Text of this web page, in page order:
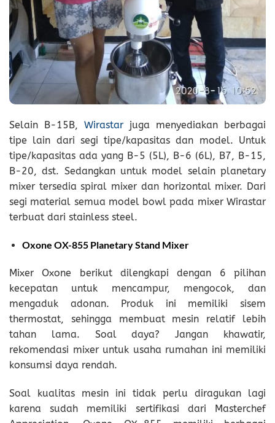
Selain B-15B, Wirastar juga menyediakan berbagai
tipe lain dari segi tipe/kapasitas dan model. Untuk
tipe/kapasitas ada yang B-5 (5L), B-6 (6L), B7, B-15,
B-20, dst. Sedangkan untuk model selain planetary
mixer tersedia spiral mixer dan horizontal mixer. Dari
segi material semua model bowl pada mixer Wirastar
terbuat dari stainless steel.
Oxone OX-855 Planetary Stand Mixer
Mixer Oxone berikut dilengkapi dengan 6 pilihan
kecepatan untuk mencampur, mengocok, dan
mengaduk adonan. Produk ini memiliki sisem
thermostat, sehingga membuat mesin relatif lebih
tahan lama. Soal daya? Jangan khawatir,
rekomendasi mixer untuk usaha rumahan ini memiliki
konsumsi daya rendah.
Soal kualitas mesin ini tidak perlu diragukan lagi
karena sudah memiliki sertifikasi dari Masterchef